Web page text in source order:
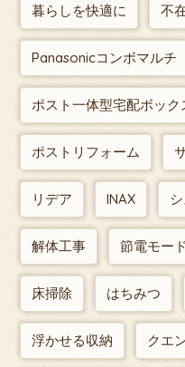
暮らしを快適に 不
Panasonicコンボマルチ
ポスト一体型宅配ボック
ポストリフォーム
リデア INAX
解体工事 節電モード
床掃除 はちみつ
浮かせる収納 クエ